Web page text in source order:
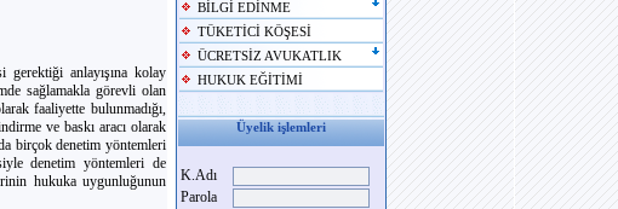
anlayışına kolay
sağlamakla görevli olan
faaliyette bulunmadığı,
ve baskı aracı olarak
birçok denetim yöntemleri
denetim yöntemleri de
hukuka uygunluğunun
BİLGİ EDİNME
TÜKETİCİ KÖŞESİ
ÜCRETSİZ AVUKATLIK
HUKUK EĞİTİMİ
Üyelik işlemleri
K.Adı
Parola